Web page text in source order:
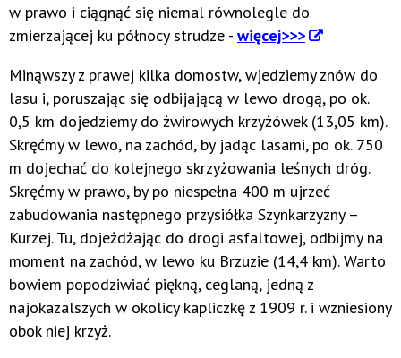
w prawo i ciągnąć się niemal równolegle do
zmierzającej ku północy strudze - więcej>>>
Minąwszy z prawej kilka domostw, wjedziemy znów do
lasu i, poruszając się odbijającą w lewo drogą, po ok.
0,5 km dojedziemy do żwirowych krzyżówek (13,05 km).
Skręćmy w lewo, na zachód, by jadąc lasami, po ok. 750
m dojechać do kolejnego skrzyżowania leśnych dróg.
Skręćmy w prawo, by po niespełna 400 m ujrzeć
zabudowania następnego przysiółka Szynkarzyzny –
Kurzej. Tu, dojeżdżając do drogi asfaltowej, odbijmy na
moment na zachód, w lewo ku Brzuzie (14,4 km). Warto
bowiem popodziwiać piękną, ceglaną, jedną z
najokazalszych w okolicy kapliczkę z 1909 r. i wzniesiony
obok niej krzyż.